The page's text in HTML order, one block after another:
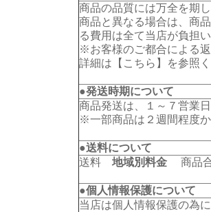
商品の品質には万全を期
商品と異なる場合は、商
る費用は全て当店が負担
※お客様のご都合による
詳細は【 こちら 】を参照
●発送時期について
商品発送は、１～７営業
※一部商品は２週間程度
●送料について
送料 地域別料金 商品合
●個人情報保護について
当店は個人情報保護の為